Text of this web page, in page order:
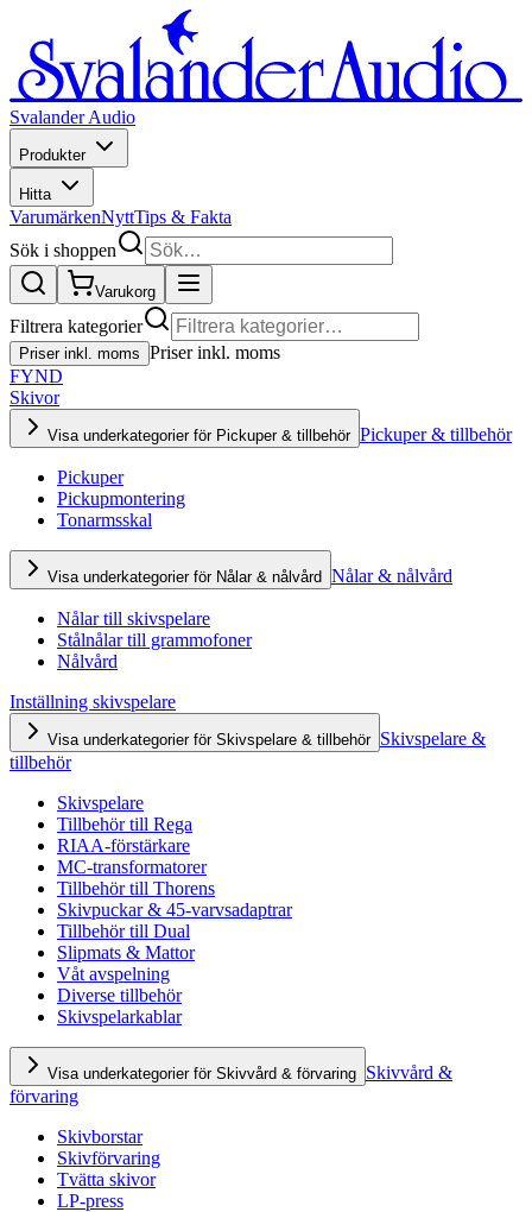
Svalander Audio
Produkter
Hitta
VarumärkenNyttTips & Fakta
Sök i shoppen
Varukorg
Filtrera kategorier
Priser inkl. moms Priser inkl. moms
FYND
Skivor
Visa underkategorier för Pickuper & tillbehör Pickuper & tillbehör
Pickuper
Pickupmontering
Tonarmsskal
Visa underkategorier för Nålar & nålvård Nålar & nålvård
Nålar till skivspelare
Stålnålar till grammofoner
Nålvård
Inställning skivspelare
Visa underkategorier för Skivspelare & tillbehör Skivspelare &
tillbehör
Skivspelare
Tillbehör till Rega
RIAA-förstärkare
MC-transformatorer
Tillbehör till Thorens
Skivpuckar & 45-varvsadaptrar
Tillbehör till Dual
Slipmats & Mattor
Våt avspelning
Diverse tillbehör
Skivspelarkablar
Visa underkategorier för Skivvård & förvaring Skivvård &
förvaring
Skivborstar
Skivförvaring
Tvätta skivor
LP-press